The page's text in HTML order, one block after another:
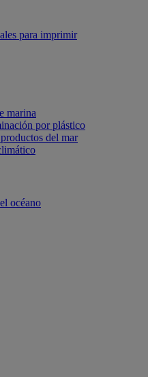
para imprimir
marina
por plástico
del mar
océano